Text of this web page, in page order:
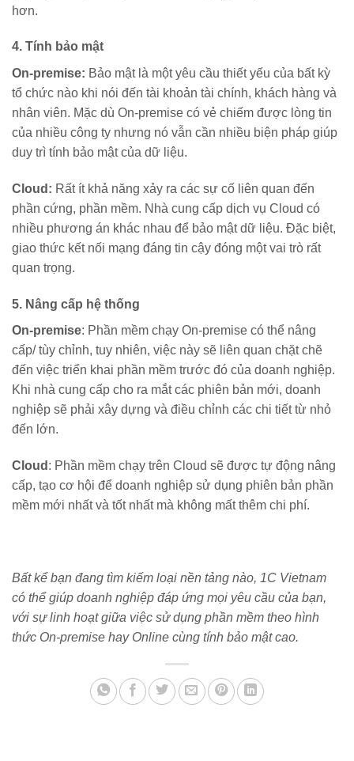
hơn.
4. Tính bảo mật
On-premise: Bảo mật là một yêu cầu thiết yếu của bất kỳ
tổ chức nào khi nói đến tài khoản tài chính, khách hàng và
nhân viên. Mặc dù On-premise có vẻ chiếm được lòng tin
của nhiều công ty nhưng nó vẫn cần nhiều biện pháp giúp
duy trì tính bảo mật của dữ liệu.
Cloud: Rất ít khả năng xảy ra các sự cố liên quan đến
phần cứng, phần mềm. Nhà cung cấp dịch vụ Cloud có
nhiều phương án khác nhau để bảo mật dữ liệu. Đặc biệt,
giao thức kết nối mạng đáng tin cậy đóng một vai trò rất
quan trọng.
5. Nâng cấp hệ thống
On-premise: Phần mềm chạy On-premise có thể nâng
cấp/ tùy chỉnh, tuy nhiên, việc này sẽ liên quan chặt chẽ
đến việc triển khai phần mềm trước đó của doanh nghiệp.
Khi nhà cung cấp cho ra mắt các phiên bản mới, doanh
nghiệp sẽ phải xây dựng và điều chỉnh các chi tiết từ nhỏ
đến lớn.
Cloud : Phần mềm chạy trên Cloud sẽ được tự động nâng
cấp, tạo cơ hội để doanh nghiệp sử dụng phiên bản phần
mềm mới nhất và tốt nhất mà không mất thêm chi phí.
Bất kể bạn đang tìm kiếm loại nền tảng nào, 1C Vietnam
có thể giúp doanh nghiệp đáp ứng mọi yêu cầu của bạn,
với sự linh hoạt giữa việc sử dụng phần mềm theo hình
thức On-premise hay Online cùng tính bảo mật cao.